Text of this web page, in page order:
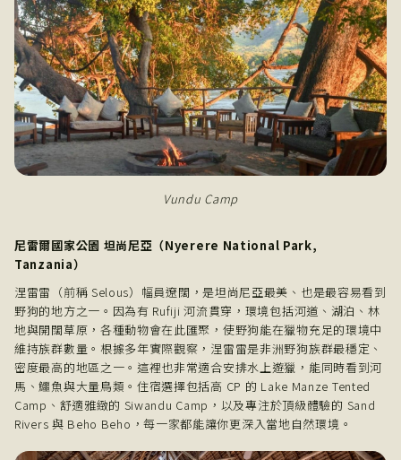
Vundu Camp
尼雷爾國家公園 坦尚尼亞（Nyerere National Park,
Tanzania）
涅雷雷（前稱 Selous）幅員遼闊，是坦尚尼亞最美、也是最容易看到
野狗的地方之一。因為有 Rufiji 河流貫穿，環境包括河道、湖泊、林
地與開闊草原，各種動物會在此匯聚，使野狗能在獵物充足的環境中
維持族群數量。根據多年實際觀察，涅雷雷是非洲野狗族群最穩定、
密度最高的地區之一。這裡也非常適合安排水上遊獵，能同時看到河
馬、鱷魚與大量鳥類。住宿選擇包括高 CP 的 Lake Manze Tented
Camp、舒適雅緻的 Siwandu Camp，以及專注於頂級體驗的 Sand
Rivers 與 Beho Beho，每一家都能讓你更深入當地自然環境。